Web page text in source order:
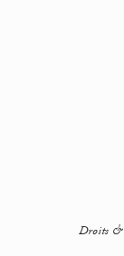
Droits &